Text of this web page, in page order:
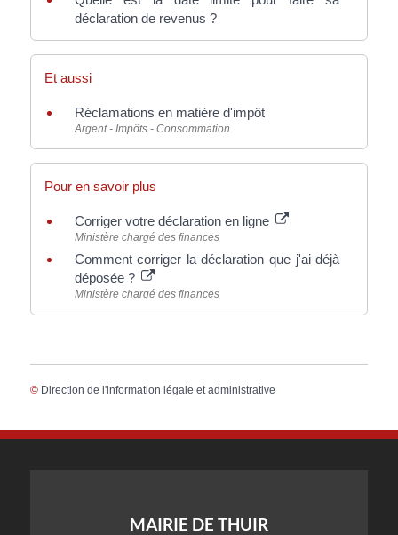
déclaration de revenus ?
Et aussi
Réclamations en matière d'impôt
Argent - Impôts - Consommation
Pour en savoir plus
Corriger votre déclaration en ligne
Ministère chargé des finances
Comment corriger la déclaration que j'ai déjà
déposée ?
Ministère chargé des finances
© Direction de l'information légale et administrative
MAIRIE DE THUIR